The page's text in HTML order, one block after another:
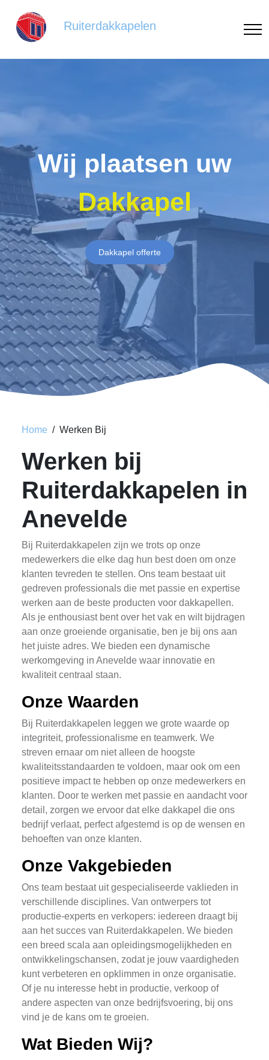
Ruiterdakkapelen
Wij plaatsen uw
Dakkapel
Dakkapel offerte
Home Werken Bij
Werken bij
Ruiterdakkapelen in
Anevelde
Bij Ruiterdakkapelen zijn we trots op onze
medewerkers die elke dag hun best doen om onze
klanten tevreden te stellen. Ons team bestaat uit
gedreven professionals die met passie en expertise
werken aan de beste producten voor dakkapellen.
Als je enthousiast bent over het vak en wilt bijdragen
aan onze groeiende organisatie, ben je bij ons aan
het juiste adres. We bieden een dynamische
werkomgeving in Anevelde waar innovatie en
kwaliteit centraal staan.
Onze Waarden
Bij Ruiterdakkapelen leggen we grote waarde op
integriteit, professionalisme en teamwerk. We
streven ernaar om niet alleen de hoogste
kwaliteitsstandaarden te voldoen, maar ook om een
positieve impact te hebben op onze medewerkers en
klanten. Door te werken met passie en aandacht voor
detail, zorgen we ervoor dat elke dakkapel die ons
bedrijf verlaat, perfect afgestemd is op de wensen en
behoeften van onze klanten.
Onze Vakgebieden
Ons team bestaat uit gespecialiseerde vaklieden in
verschillende disciplines. Van ontwerpers tot
productie-experts en verkopers: iedereen draagt bij
aan het succes van Ruiterdakkapelen. We bieden
een breed scala aan opleidingsmogelijkheden en
ontwikkelingschansen, zodat je jouw vaardigheden
kunt verbeteren en opklimmen in onze organisatie.
Of je nu interesse hebt in productie, verkoop of
andere aspecten van onze bedrijfsvoering, bij ons
vind je de kans om te groeien.
Wat Bieden Wij?